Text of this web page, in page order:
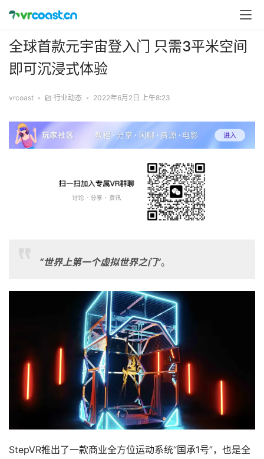
全球首款元宇宙登入门 只需3平米空间
即可沉浸式体验
vrcoast • 行业动态 • 2022年6月2日 上午8:23
“世界上第一个虚拟世界之门”。
StepVR推出了一款商业全方位运动系统“国承1号”，也是全